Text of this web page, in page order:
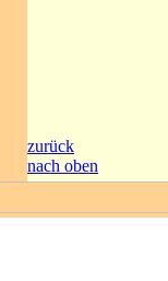
zurück
nach oben